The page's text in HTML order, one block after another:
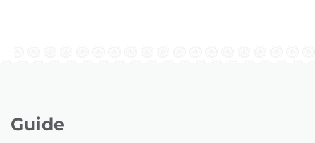
Guide